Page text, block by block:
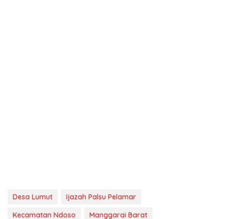
Desa Lumut
Ijazah Palsu Pelamar
Kecamatan Ndoso
Manggarai Barat